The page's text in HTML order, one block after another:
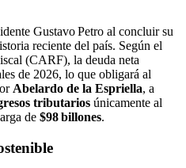
Gustavo Petro al concluir su
reciente del país. Según el
(CARF), la deuda neta
de 2026, lo que obligará al
Abelardo de la Espriella, a
tributarios únicamente al
de $98 billones.